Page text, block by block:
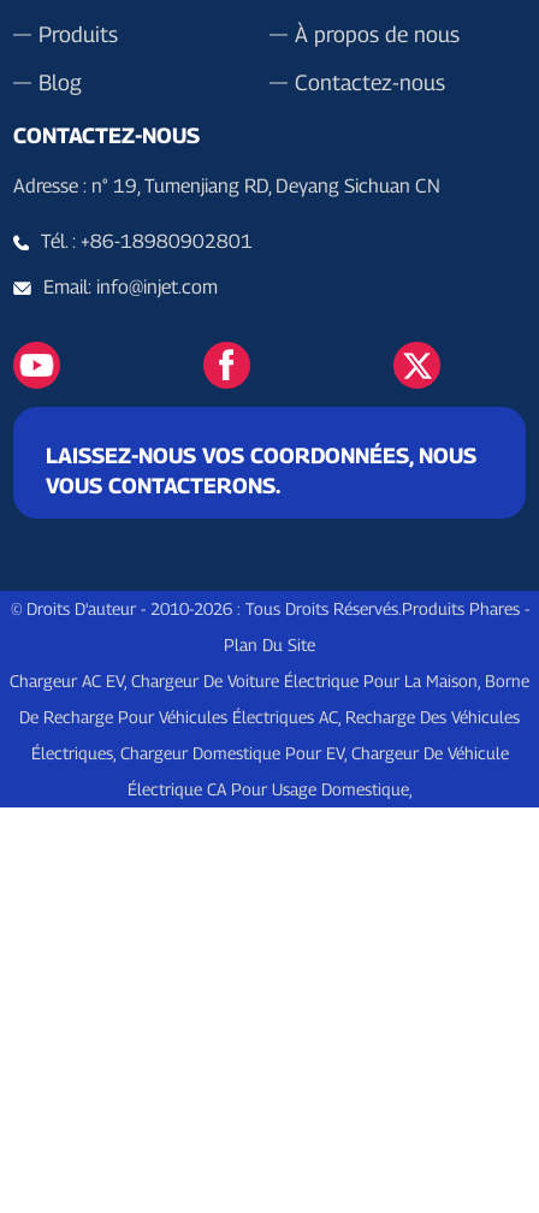
Produits
À propos de nous
Blog
Contactez-nous
CONTACTEZ-NOUS
Adresse : n° 19, Tumenjiang RD, Deyang Sichuan CN
Tél. : +86-18980902801
Email: info@injet.com
LAISSEZ-NOUS VOS COORDONNÉES, NOUS
VOUS CONTACTERONS.
© Droits D'auteur - 2010-2026 : Tous Droits Réservés.Produits Phares-
Plan Du Site
Chargeur AC EV, Chargeur De Voiture Électrique Pour La Maison Borne
De Recharge Pour Véhicules Électriques AC Recharge Des Véhicules
Électriques, Chargeur Domestique Pour EV, Chargeur De Véhicule
Électrique CA Pour Usage Domestique,